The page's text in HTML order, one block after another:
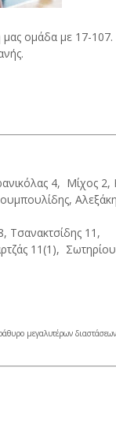
μας ομάδα με 17-
4, Μίχος 2,
Τσανακτσίδης 11,
11(1),
μεγαλυτέρων